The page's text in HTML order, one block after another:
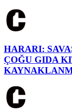
HARARI:
ÇOĞU GIDA